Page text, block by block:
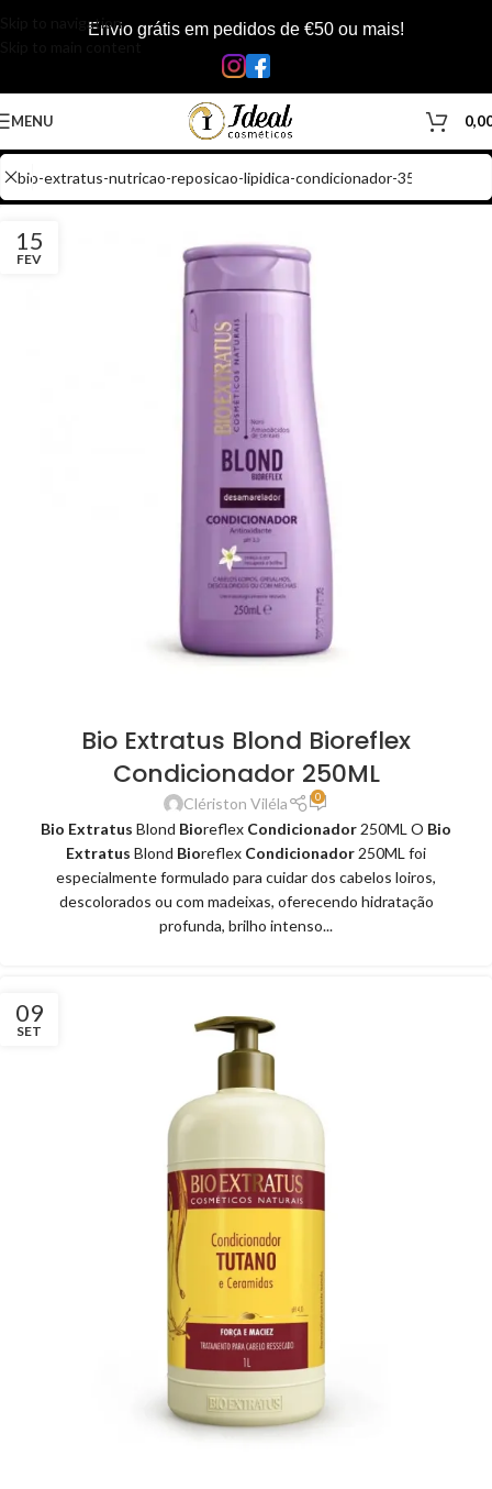
Skip to navigationEnvio grátis em pedidos de €50 ou mais!
MENU
15
FEV
Bio Extratus Blond Bioreflex
Condicionador 250ML
Clériston Viléla 0
Bio Extratus Blond Bioreflex Condicionador 250ML O Bio
Extratus Blond Bioreflex Condicionador 250ML foi
especialmente formulado para cuidar dos cabelos loiros,
descolorados ou com madeixas, oferecendo hidratação
profunda, brilho intenso...
09
SET